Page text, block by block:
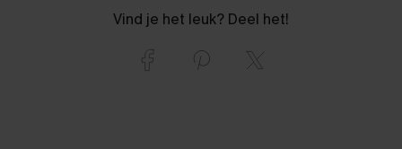
Vind je het leuk? Deel het!